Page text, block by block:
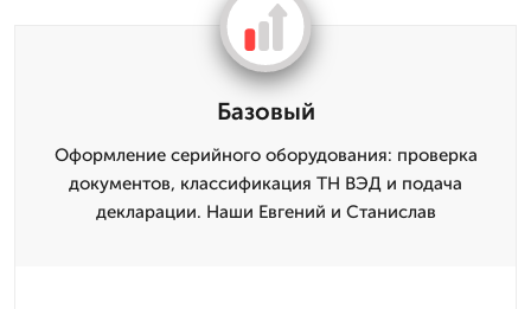
Базовый
Оформление серийного оборудования: проверка
документов, классификация ТН ВЭД и подача
декларации. Наши Евгений и Станислав